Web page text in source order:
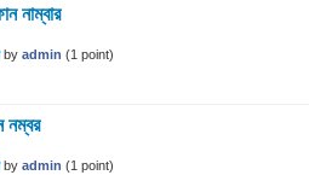
নাম্বার
by admin (1 point)
নম্বর
by admin (1 point)